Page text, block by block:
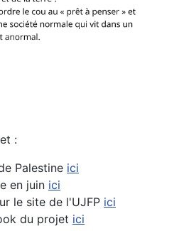
:
Palestine ici
en juin ici
le site de l'UJFP ici
du projet ici